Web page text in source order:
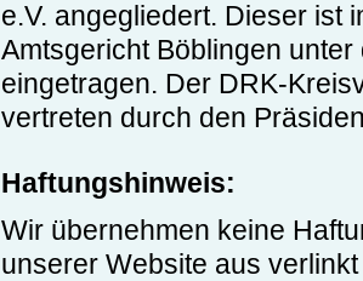
e.V. angegliedert. Dieser ist
Amtsgericht Böblingen
eingetragen. Der DRK-
vertreten durch den
Haftungshinweis:
Wir übernehmen keine
unserer Website aus